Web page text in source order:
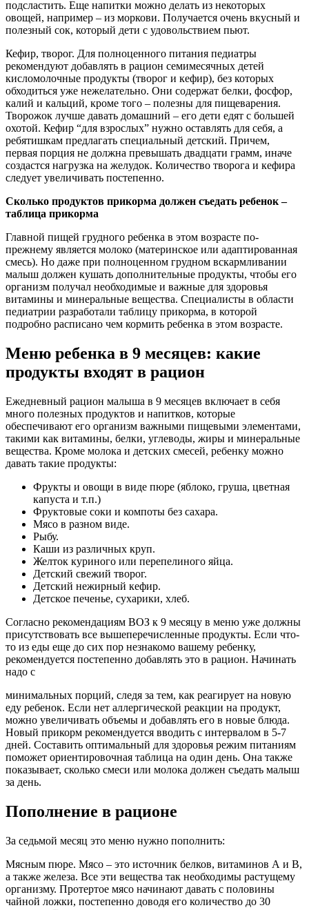
подсластить. Еще напитки можно делать из некоторых
овощей, например – из моркови. Получается очень вкусный и
полезный сок, который дети с удовольствием пьют.
Кефир, творог. Для полноценного питания педиатры
рекомендуют добавлять в рацион семимесячных детей
кисломолочные продукты (творог и кефир), без которых
обходиться уже нежелательно. Они содержат белки, фосфор,
калий и кальций, кроме того – полезны для пищеварения.
Творожок лучше давать домашний – его дети едят с большей
охотой. Кефир “для взрослых” нужно оставлять для себя, а
ребятишкам предлагать специальный детский. Причем,
первая порция не должна превышать двадцати грамм, иначе
создастся нагрузка на желудок. Количество творога и кефира
следует увеличивать постепенно.
Сколько продуктов прикорма должен съедать ребенок –
таблица прикорма
Главной пищей грудного ребенка в этом возрасте по-
прежнему является молоко (материнское или адаптированная
смесь). Но даже при полноценном грудном вскармливании
малыш должен кушать дополнительные продукты, чтобы его
организм получал необходимые и важные для здоровья
витамины и минеральные вещества. Специалисты в области
педиатрии разработали таблицу прикорма, в которой
подробно расписано чем кормить ребенка в этом возрасте.
Меню ребенка в 9 месяцев: какие
продукты входят в рацион
Ежедневный рацион малыша в 9 месяцев включает в себя
много полезных продуктов и напитков, которые
обеспечивают его организм важными пищевыми элементами,
такими как витамины, белки, углеводы, жиры и минеральные
вещества. Кроме молока и детских смесей, ребенку можно
давать такие продукты:
Фрукты и овощи в виде пюре (яблоко, груша, цветная
капуста и т.п.)
Фруктовые соки и компоты без сахара.
Мясо в разном виде.
Рыбу.
Каши из различных круп.
Желток куриного или перепелиного яйца.
Детский свежий творог.
Детский нежирный кефир.
Детское печенье, сухарики, хлеб.
Согласно рекомендациям ВОЗ к 9 месяцу в меню уже должны
присутствовать все вышеперечисленные продукты. Если что-
то из еды еще до сих пор незнакомо вашему ребенку,
рекомендуется постепенно добавлять это в рацион. Начинать
надо с
минимальных порций, следя за тем, как реагирует на новую
еду ребенок. Если нет аллергической реакции на продукт,
можно увеличивать объемы и добавлять его в новые блюда.
Новый прикорм рекомендуется вводить с интервалом в 5-7
дней. Составить оптимальный для здоровья режим питаниям
поможет ориентировочная таблица на один день. Она также
показывает, сколько смеси или молока должен съедать малыш
за день.
Пополнение в рационе
За седьмой месяц это меню нужно пополнить:
Мясным пюре. Мясо – это источник белков, витаминов А и В,
а также железа. Все эти вещества так необходимы растущему
организму. Протертое мясо начинают давать с половины
чайной ложки, постепенно доводя его количество до 30